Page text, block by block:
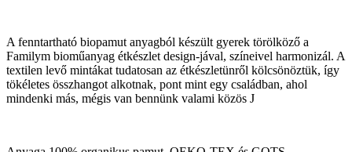
A fenntartható biopamut anyagból készült gyerek törölköző a
Familym bioműanyag étkészlet design-jával, színeivel harmonizál. A
textilen levő mintákat tudatosan az étkészletünről kölcsönöztük, így
tökéletes összhangot alkotnak, pont mint egy családban, ahol
mindenki más, mégis van bennünk valami közös J